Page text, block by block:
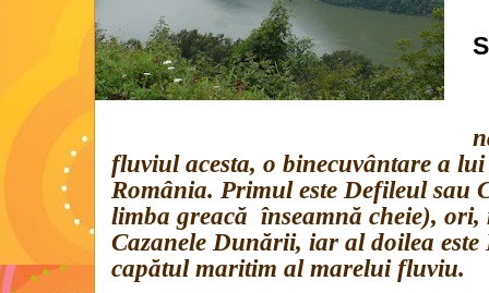
fluviul acesta, o binecuvântare a
România. Primul este Defileul sau
limba greacă înseamnă cheie), ori,
Cazanele Dunării, iar al doilea
capătul maritim al marelui fluviu.